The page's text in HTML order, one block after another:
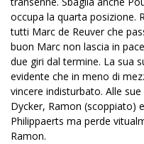
occupa la quarta posizione.
tutti Marc de Reuver che
buon Marc non lascia in
due giri dal termine. La sua
evidente che in meno di
vincere indisturbato. Alle
Dycker, Ramon (scoppiato)
Philippaerts ma perde
Ramon.